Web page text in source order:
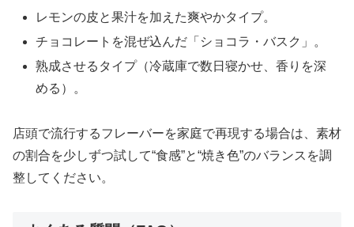
レモンの皮と果汁を加えた爽やかタイプ。
チョコレートを混ぜ込んだ「ショコラ・バスク」。
熟成させるタイプ（冷蔵庫で数日寝かせ、香りを深
める）。
店頭で流行するフレーバーを家庭で再現する場合は、素材
の割合を少しずつ試して“食感”と“焼き色”のバランスを調
整してください。